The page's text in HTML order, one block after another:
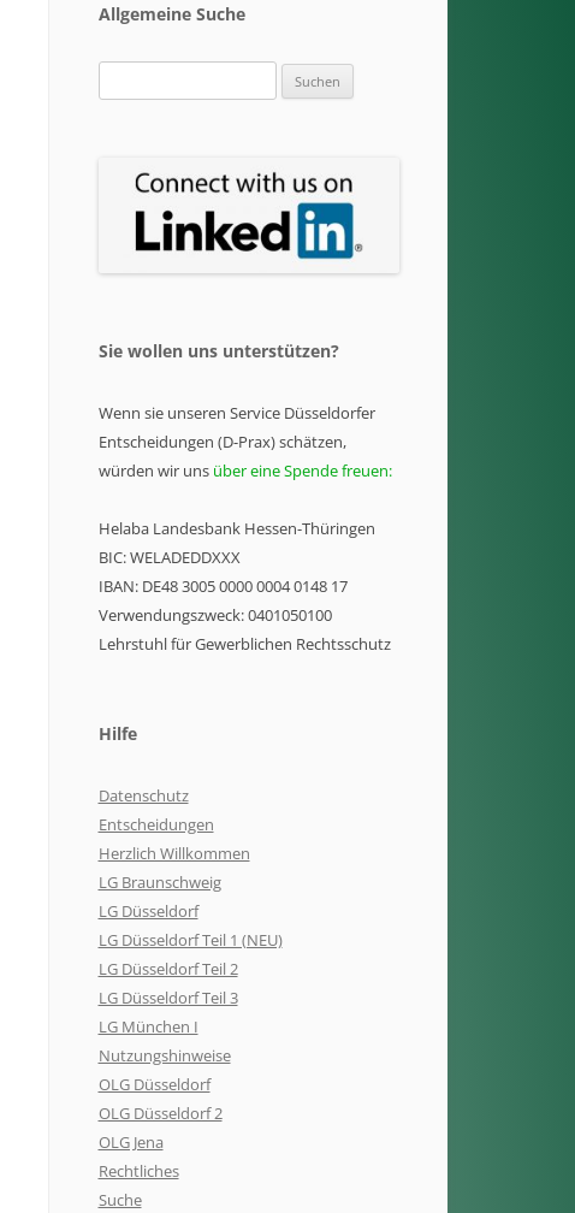
Allgemeine Suche
nach:
Sie wollen uns unterstützen?
Wenn sie unseren Service Düsseldorfer
Entscheidungen (D-Prax) schätzen,
würden wir uns über eine Spende freuen:
Helaba Landesbank Hessen-Thüringen
BIC: WELADEDDXXX
IBAN: DE48 3005 0000 0004 0148 17
Verwendungszweck: 0401050100
Lehrstuhl für Gewerblichen Rechtsschutz
Hilfe
Datenschutz
Entscheidungen
Herzlich Willkommen
LG Braunschweig
LG Düsseldorf
LG Düsseldorf Teil 1 (NEU)
LG Düsseldorf Teil 2
LG Düsseldorf Teil 3
LG München I
Nutzungshinweise
OLG Düsseldorf
OLG Düsseldorf 2
OLG Jena
Rechtliches
Suche